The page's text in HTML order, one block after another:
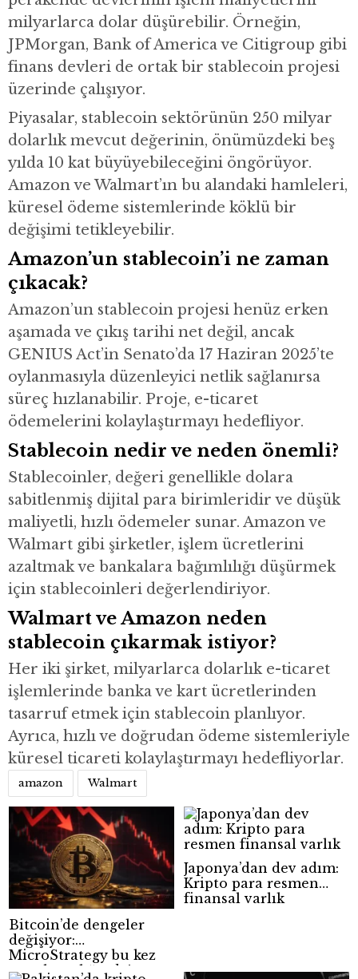
milyarlarca dolar düşürebilir. Örneğin,
JPMorgan, Bank of America ve Citigroup gibi
finans devleri de ortak bir stablecoin projesi
üzerinde çalışıyor.
Piyasalar, stablecoin sektörünün 250 milyar
dolarlık mevcut değerinin, önümüzdeki beş
yılda 10 kat büyüyebileceğini öngörüyor.
Amazon ve Walmart’ın bu alandaki hamleleri,
küresel ödeme sistemlerinde köklü bir
değişimi tetikleyebilir.
Amazon’un stablecoin’i ne zaman
çıkacak?
Amazon’un stablecoin projesi henüz erken
aşamada ve çıkış tarihi net değil, ancak
GENIUS Act’in Senato’da 17 Haziran 2025’te
oylanmasıyla düzenleyici netlik sağlanırsa
süreç hızlanabilir. Proje, e-ticaret
ödemelerini kolaylaştırmayı hedefliyor.
Stablecoin nedir ve neden önemli?
Stablecoinler, değeri genellikle dolara
sabitlenmiş dijital para birimleridir ve düşük
maliyetli, hızlı ödemeler sunar. Amazon ve
Walmart gibi şirketler, işlem ücretlerini
azaltmak ve bankalara bağımlılığı düşürmek
için stablecoinleri değerlendiriyor.
Walmart ve Amazon neden
stablecoin çıkarmak istiyor?
Her iki şirket, milyarlarca dolarlık e-ticaret
işlemlerinde banka ve kart ücretlerinden
tasarruf etmek için stablecoin planlıyor.
Ayrıca, hızlı ve doğrudan ödeme sistemleriyle
küresel ticareti kolaylaştırmayı hedefliyorlar.
amazon Walmart
Bitcoin’de dengeler
değişiyor:
MicroStrategy bu kez
satış hazırlığında!
Japonya’dan dev adım:
Kripto para resmen
finansal varlık